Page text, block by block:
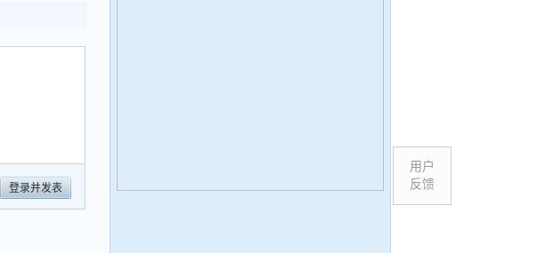
登录并发表
用户
反馈